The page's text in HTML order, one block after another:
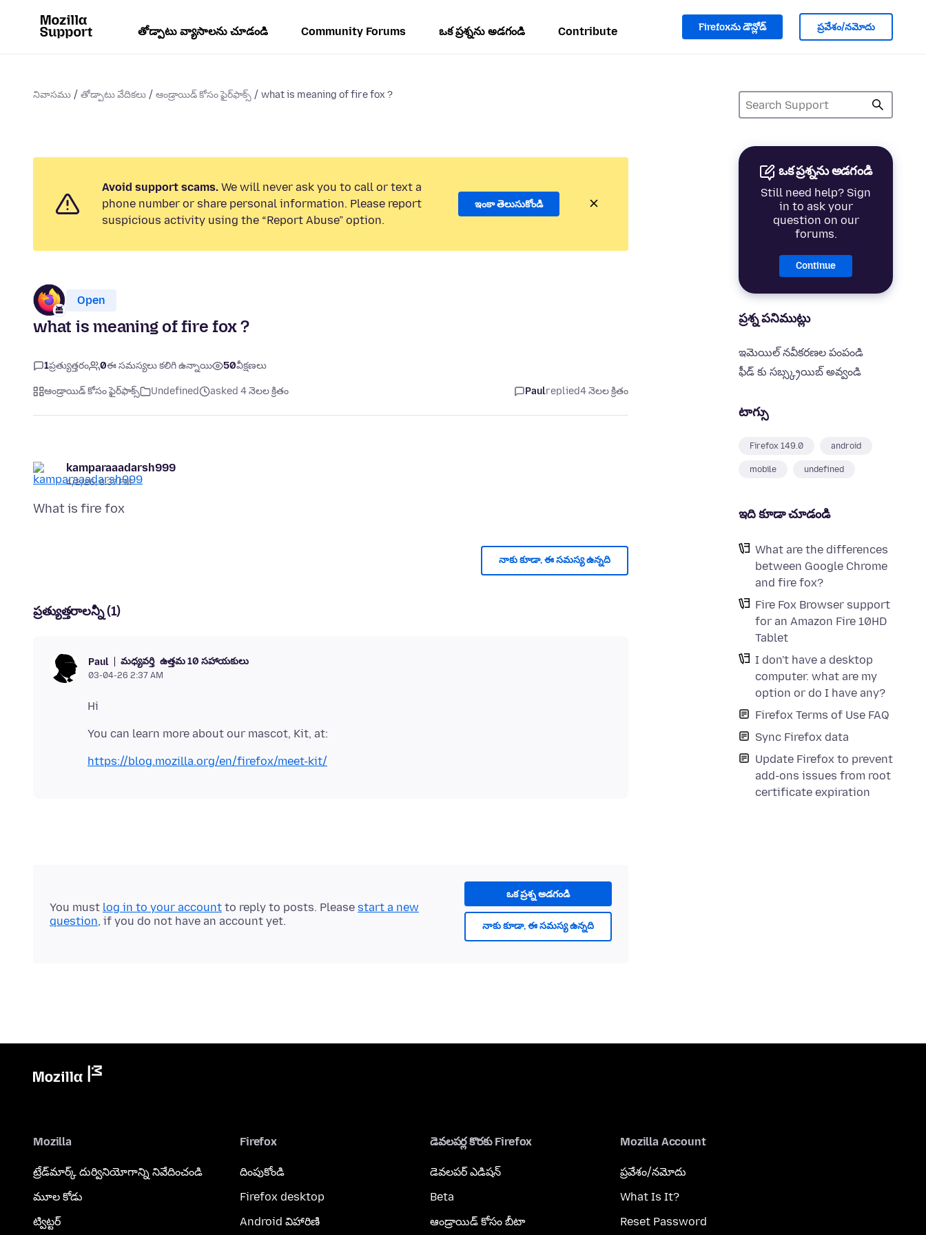
తోడ్పాటు వ్యాసాలను చూడండి Community Forums ఒక ప్రశ్నను అడగండి Contribute Firefoxను డౌన్లోడ్ ప్రవేశం/నమోదు
నివాసము తోడ్పాటు వేదికలు ఆండ్రాయిడ్ కోసం ఫైర్‌ఫాక్స్ what is meaning of fire fox ?
ఒక ప్రశ్నను అడగండి
Still need help? Sign
in to ask your
question on our
forums.
Continue
ప్రశ్న పనిముట్లు
ఇమెయిల్ నవీకరణల పంపండి
ఫీడ్ కు సబ్స్క్రయిబ్ అవ్వండి
టాగ్సు
Firefox 149.0 android
mobile undefined
ఇది కూడా చూడండి
What are the differences
between Google Chrome
and fire fox?
Fire Fox Browser support
for an Amazon Fire 10HD
Tablet
I don't have a desktop
computer. what are my
option or do I have any?
Firefox Terms of Use FAQ
Sync Firefox data
Update Firefox to prevent
add-ons issues from root
certificate expiration
Avoid support scams. We will never ask you to call or text a
phone number or share personal information. Please report
suspicious activity using the “Report Abuse” option.
ఇంకా తెలుసుకోండి
Open
what is meaning of fire fox ?
1ప్రత్యుత్తరం 0ఈ సమస్యలు కలిగి ఉన్నాయి 50వీక్షణలు
ఆండ్రాయిడ్ కోసం ఫైర్‌ఫాక్స్ Undefined asked 4 నెలల క్రితం Paulreplied4 నెలల క్రితం
kamparaaadarsh999
4/2/26, 8:37 PM
నాకు కూడా, ఈ సమస్య ఉన్నది
ప్రత్యుత్తరాలన్నీ (1)
Paul మధ్యవర్తి ఉత్తమ 10 సహాయకులు
03-04-26 2:37 AM
https://blog.mozilla.org/en/firefox/meet-kit/
ఒక ప్రశ్న అడగండి
నాకు కూడా, ఈ సమస్య ఉన్నది
You must log in to your account to reply to posts. Please start a new
question, if you do not have an account yet.
Mozilla
ట్రేడ్‌మార్క్ దుర్వినియోగాన్ని నివేదించండి
మూల కోడు
ట్విట్టర్
Firefox
దింపుకోండి
Firefox desktop
Android విహారిణి
డెవలపర్ల కొరకు Firefox
డెవలపర్ ఎడిషన్
Beta
ఆండ్రాయిడ్ కోసం బీటా
Mozilla Account
ప్రవేశం/నమోదు
What Is It?
Reset Password